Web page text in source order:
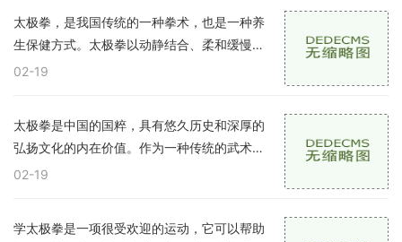
太极拳，是我国传统的一种拳术，也是一种养
生保健方式。太极拳以动静结合、柔和缓慢的
动作为特点，以祛病延年、强身健体的作用广
02-19
太极拳是中国的国粹，具有悠久历史和深厚的
弘扬文化的内在价值。作为一种传统的武术，
太极拳擅长运用人体动作、呼吸和心态调节，
02-19
学太极拳是一项很受欢迎的运动，它可以帮助